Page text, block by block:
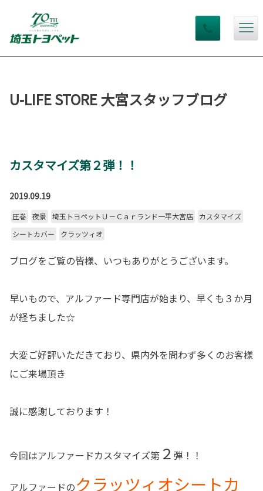
U-LIFE STORE 大宮スタッフブログ
カスタマイズ第２弾！！
2019.09.19
圧巻 夜景 埼玉トヨペットＵ－Ｃａｒランド一平大宮店
カスタマイズ
シートカバー
クラッツィオ
ブログをご覧の皆様、いつもありがとうございます。
早いもので、アルファード専門店が始まり、早くも３か月
が経ちました☆
大変ご好評いただきており、県内外を問わず多くのお客様
にご来場頂き
誠に感謝しております！
今回はアルファードカスタマイズ第 ２ 弾！！
アルファードのクラッツィオシートカ